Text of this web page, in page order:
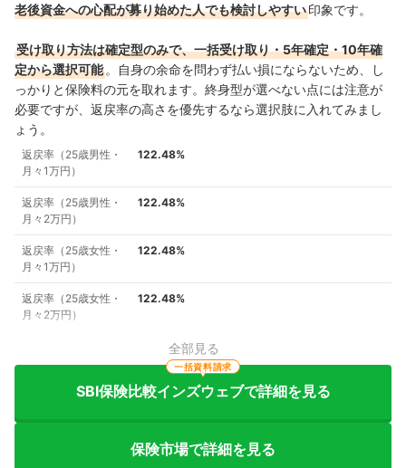
老後資金への心配が募り始めた人でも検討しやすい印象です。
受け取り方法は確定型のみで、一括受け取り・5年確定・10年確
定から選択可能 。自身の余命を問わず払い損にならないため、し
っかりと保険料の元を取れます。終身型が選べない点には注意が
必要ですが、返戻率の高さを優先するなら選択肢に入れてみまし
ょう。
返戻率（25歳男性・
月々1万円）
122.48%
返戻率（25歳男性・
月々2万円）
122.48%
返戻率（25歳女性・
月々1万円）
122.48%
返戻率（25歳女性・
月々2万円）
122.48%
全部見る
SBI保険比較インズウェブで詳細を見る
一括資料請求
保険市場で詳細を見る